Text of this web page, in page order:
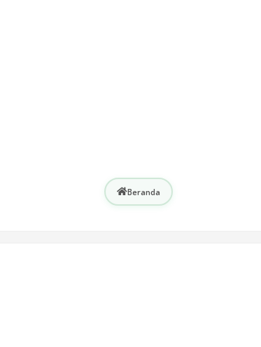
Beranda